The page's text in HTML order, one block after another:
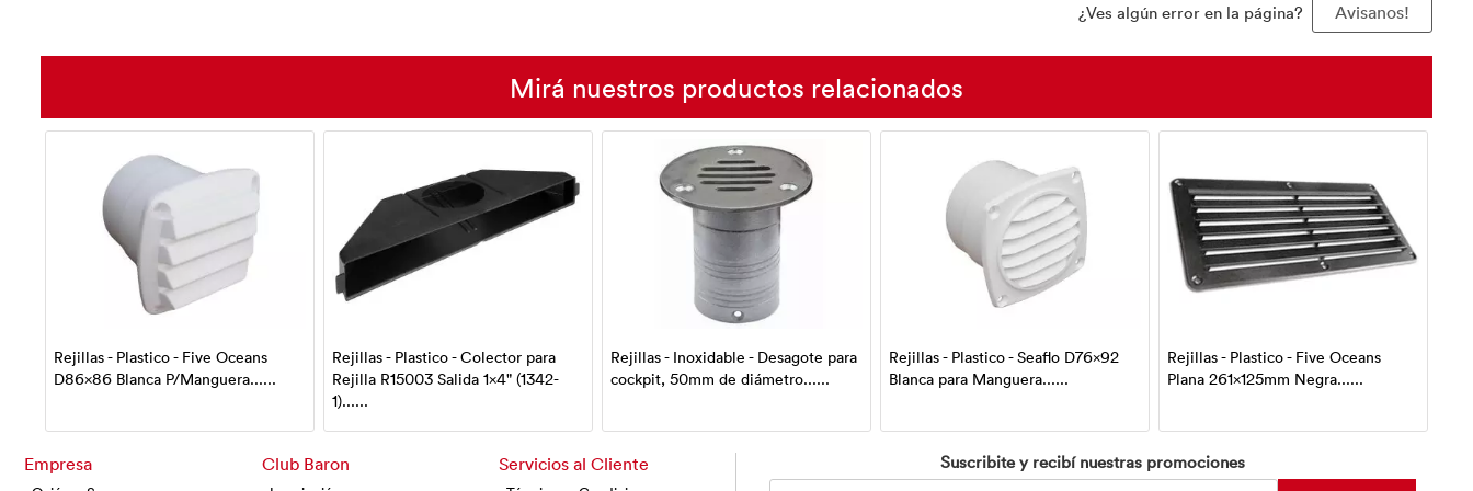
¿Ves algún error en la página? Avisanos!
Mirá nuestros productos relacionados
Rejillas - Plastico - Five Oceans
D86x86 Blanca P/Manguera......
Rejillas - Plastico - Colector para
Rejilla R15003 Salida 1x4" (1342-
1)......
Rejillas - Inoxidable - Desagote para
cockpit, 50mm de diámetro......
Rejillas - Plastico - Seaflo D76x92
Blanca para Manguera......
Rejillas - Plastico - Five Oceans
Plana 261x125mm Negra......
Empresa Club Baron Servicios al Cliente Suscribite y recibí nuestras promociones